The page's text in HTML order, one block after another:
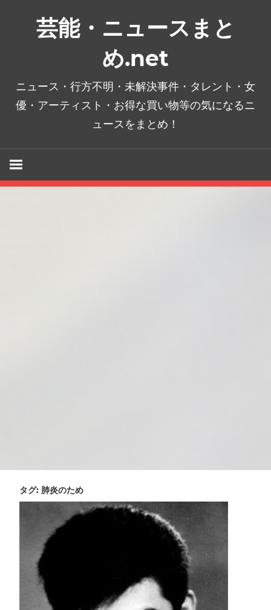
芸能・ニュースまと
め.net
ニュース・行方不明・未解決事件・タレント・女
優・アーティスト・お得な買い物等の気になるニ
ュースをまとめ！
タグ: 肺炎のため